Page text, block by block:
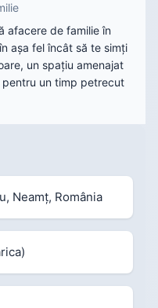
afacere de familie în
așa fel încât să te simți
un spațiu amenajat
un timp petrecut
Neamț, România